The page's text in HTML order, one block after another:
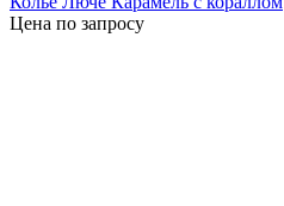
Цена по запросу